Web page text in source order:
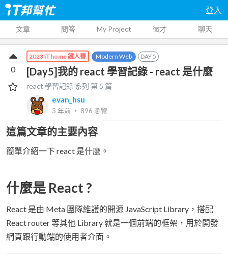
登入
文章 問答 My Project 徵才 聊天
2023 iThome 鐵人賽 Modern Web DAY5
[Day5]我的 react 學習記錄 - react 是什麼
react 學習記錄 系列 第 5 篇
evan_hsu
3 年前 ‧ 896 瀏覽
0
這篇文章的主要內容
簡單介紹一下 react 是什麼。
什麼是 React ?
React 是由 Meta 團隊維護的開源 JavaScript Library，搭配
React router 等其他 Library 就是一個前端的框架，用於開發
網頁跟行動端的使用者介面。